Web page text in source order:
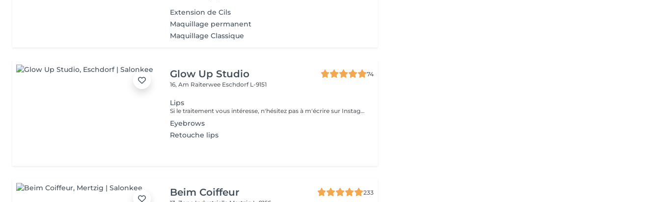
Extension de Cils
Maquillage permanent
Maquillage Classique
Glow Up Studio
74
16, Am Raiterwee Eschdorf L-9151
Lips
Si le traitement vous intéresse, n'hésitez pas à m'écrire sur Instagram. je vous donnerai toutes les informations que vous besoin.
Eyebrows
Retouche lips
Beim Coiffeur
233